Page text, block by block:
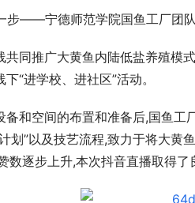
步——宁德师范学院国鱼工厂团
共同推广大黄鱼内陆低盐养殖模
“进学校、进社区”活动。
备和空间的布置和准备后,国鱼
划”以及技艺流程,致力于将大
数逐步上升,本次抖音直播取得了